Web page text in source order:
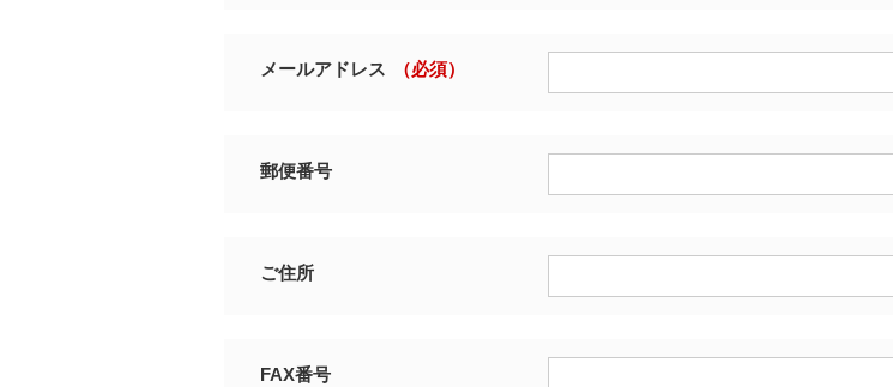
メールアドレス （必須）
郵便番号
ご住所
FAX番号